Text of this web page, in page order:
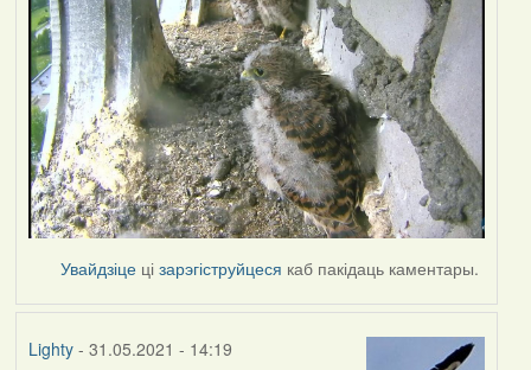
Увайдзіце цізарэгіструйцеся каб пакідаць каментары.
Lighty- 31.05.2021 - 14:19